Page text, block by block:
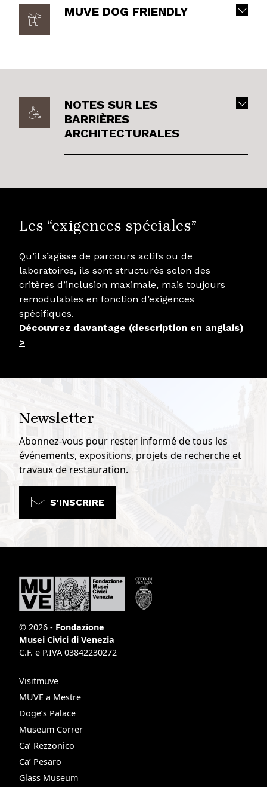
MUVE DOG FRIENDLY
NOTES SUR LES
BARRIÈRES
ARCHITECTURALES
Les “exigences spéciales”
Qu’il s’agisse de parcours actifs ou de
laboratoires, ils sont structurés selon des
critères d’inclusion maximale, mais toujours
remodulables en fonction d’exigences
spécifiques.
Découvrez davantage (description en anglais)
>
Newsletter
Abonnez-vous pour rester informé de tous les
événements, expositions, projets de recherche et
travaux de restauration.
S'INSCRIRE
© 2026 - Fondazione
Musei Civici di Venezia
C.F. e P.IVA 03842230272
Visitmuve
MUVE a Mestre
Doge’s Palace
Museum Correr
Ca’ Rezzonico
Ca’ Pesaro
Glass Museum